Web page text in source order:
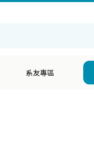
系友專區